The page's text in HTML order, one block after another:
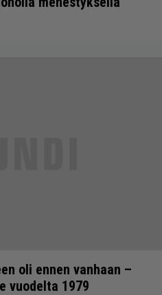
oli ennen vanhaan –
vuodelta 1979